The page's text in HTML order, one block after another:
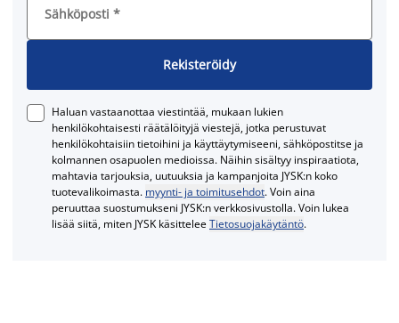
Sähköposti *
Rekisteröidy
Haluan vastaanottaa viestintää, mukaan lukien
henkilökohtaisesti räätälöityjä viestejä, jotka perustuvat
henkilökohtaisiin tietoihini ja käyttäytymiseeni, sähköpostitse ja
kolmannen osapuolen medioissa. Näihin sisältyy inspiraatiota,
mahtavia tarjouksia, uutuuksia ja kampanjoita JYSK:n koko
tuotevalikoimasta. myynti- ja toimitusehdot. Voin aina
peruuttaa suostumukseni JYSK:n verkkosivustolla. Voin lukea
lisää siitä, miten JYSK käsitteleeTietosuojakäytäntö.